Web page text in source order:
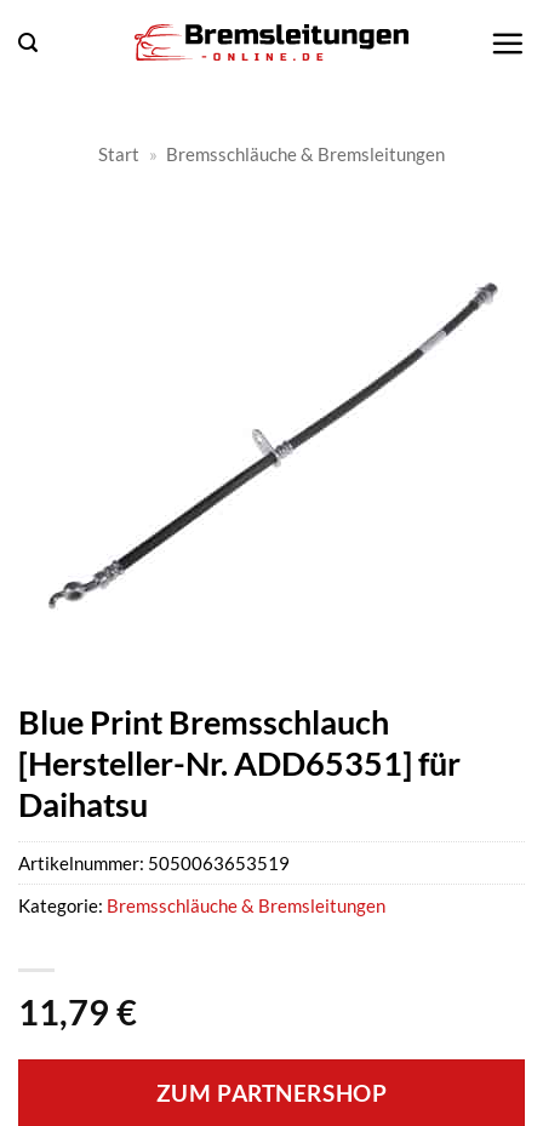
Inhalt
Start » Bremsschläuche & Bremsleitungen
Blue Print Bremsschlauch
[Hersteller-Nr. ADD65351] für
Daihatsu
11,79 €
ZUM PARTNERSHOP
Artikelnummer: 5050063653519
Kategorie: Bremsschläuche & Bremsleitungen